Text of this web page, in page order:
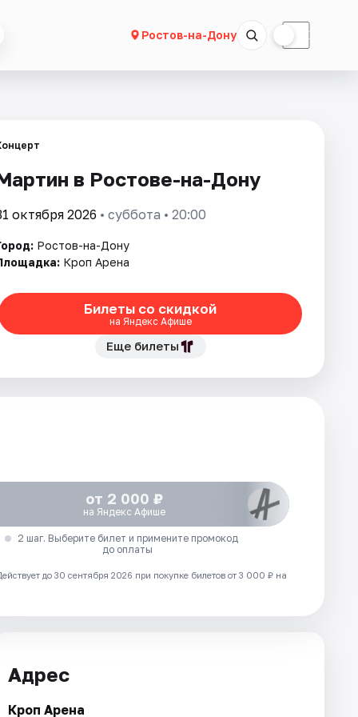
Ростов-на-Дону ☾
в Ростове-на-Дону
октября 2026 • суббота • 20:00
Ростов-на-Дону
Кроп Арена
Билеты со скидкой
на Яндекс Афише
Еще билеты
от 2 000 ₽
на Яндекс Афише
2 шаг. Выберите билет и примените промокод
до оплаты
до 30 сентября 2026 при покупке билетов от 3 000 ₽ на
Адрес
Кроп Арена